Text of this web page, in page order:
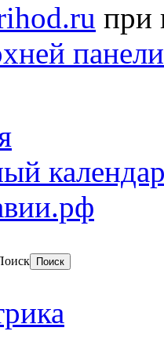
при
панели